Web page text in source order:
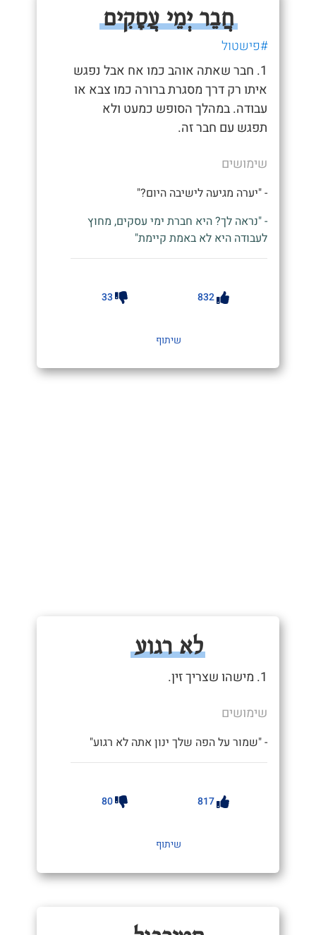
חֲבֵר יְמֵי עֲסָקִים
#פישטול
1. חבר שאתה אוהב כמו אח אבל נפגש
איתו רק דרך מסגרת ברורה כמו צבא או
עבודה. במהלך הסופש כמעט ולא
תפגש עם חבר זה.
שימושים
- "יערה מגיעה לישיבה היום?"
- "נראה לך? היא חברת ימי עסקים, מחוץ
לעבודה היא לא באמת קיימת"
832
33
שיתוף
לא רגוע
1. מישהו שצריך זין.
שימושים
- "שמור על הפה שלך ינון אתה לא רגוע"
817
80
שיתוף